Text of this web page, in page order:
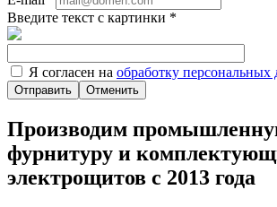
Введите текст с картинки *
Я согласен на обработку персональных
Отменить
Производим
фурнитуру и
электрощитов с 2013 года